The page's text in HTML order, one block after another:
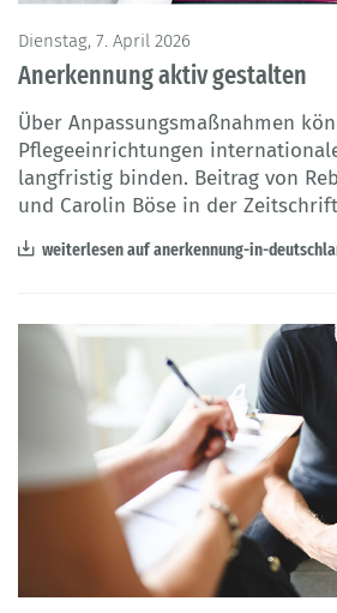
Dienstag, 7. April 2026
Anerkennung aktiv gestalten
Über Anpassungsmaßnahmen
Pflegeeinrichtungen
langfristig binden. Beitrag von
und Carolin Böse in der
weiterlesen auf anerkennung-in-